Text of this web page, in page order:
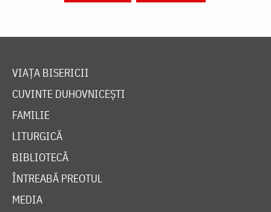
VIAȚA BISERICII
CUVINTE DUHOVNICEȘTI
FAMILIE
LITURGICĂ
BIBLIOTECĂ
ÎNTREABĂ PREOTUL
MEDIA